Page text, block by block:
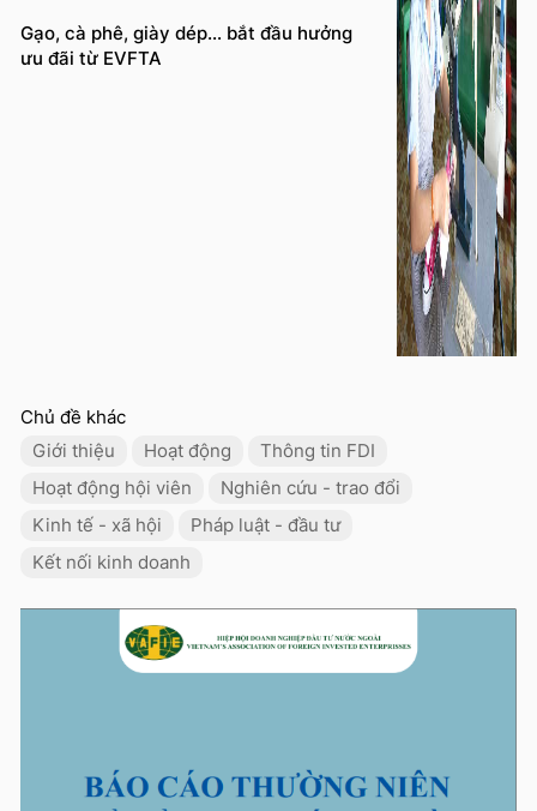
Gạo, cà phê, giày dép… bắt đầu hưởng
ưu đãi từ EVFTA
Chủ đề khác
Giới thiệu
Hoạt động
Thông tin FDI
Hoạt động hội viên
Nghiên cứu - trao đổi
Kinh tế - xã hội
Pháp luật - đầu tư
Kết nối kinh doanh